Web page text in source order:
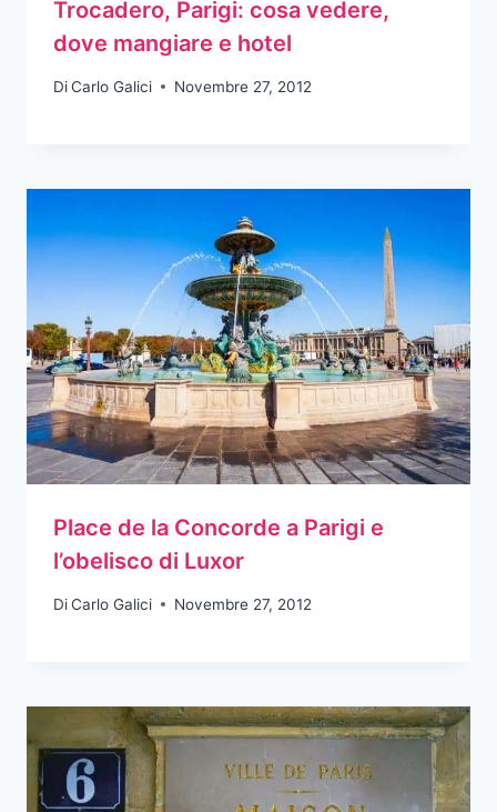
Trocadero, Parigi: cosa vedere,
dove mangiare e hotel
DiCarlo Galici Novembre 27, 2012
Place de la Concorde a Parigi e
l’obelisco di Luxor
DiCarlo Galici Novembre 27, 2012